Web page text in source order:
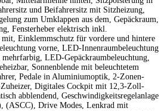
und Beifahrersitz mit Sitzheizung,
zum Umklappen aus dem, Gepäckraum,
Fensterheber elektrisch inkl.
Einklemmschutz für vordere und hintere
vorne, LED-Innenraumbeleuchtung
LED-Gepäckraumbeleuchtung,
Sonnenblende mit beleuchtetem
Pedale in Aluminiumoptik, 2-Zonen-
Digitales Cockpit mit 12,3-Zoll-
abblendend, Geschwindigkeitsregelanlage
(ASCC), Drive Modes, Lenkrad mit